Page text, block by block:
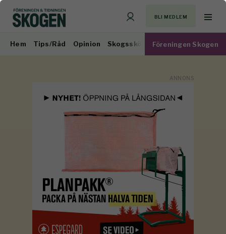
BLI MEDLEM
Hem Tips/Råd Opinion Skogsskötsel Virkesmarknad
Föreningen Skogen